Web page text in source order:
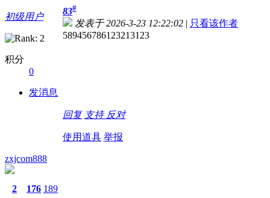
初级用户
积分
0
发消息
83#
发表于 2026-3-23 12:22:02 | 只看该作者
589456786123213123
回复 支持 反对
使用道具 举报
zxjcom888
2 176 189